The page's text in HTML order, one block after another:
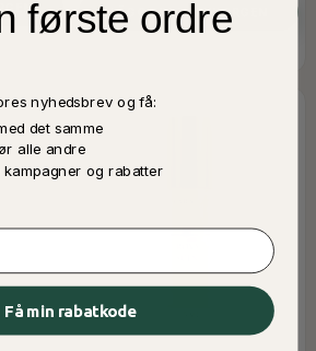
LÄGG TILL VARUKORGEN
første ordre
nyhedsbrev og få:
det samme
alle andre
og rabatter
Få min rabatkode